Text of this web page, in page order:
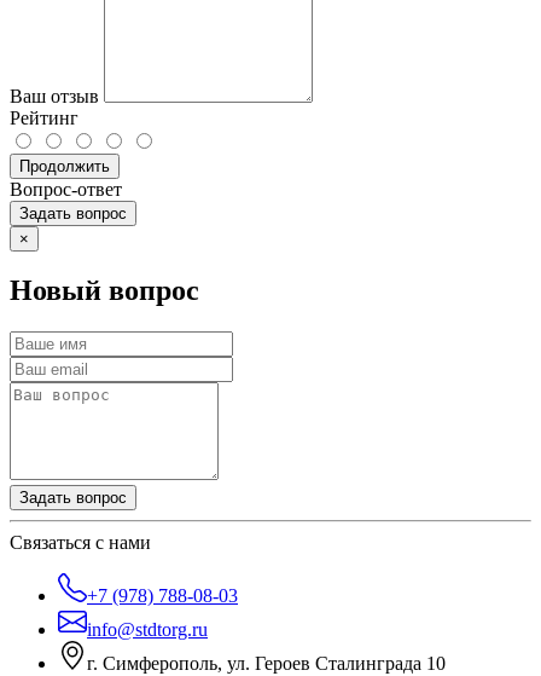
Ваш отзыв
Рейтинг
Продолжить
Вопрос-ответ
Задать вопрос
×
Новый вопрос
Задать вопрос
Связаться с нами
+7 (978) 788-08-03
info@stdtorg.ru
г. Симферополь, ул. Героев Сталинграда 10